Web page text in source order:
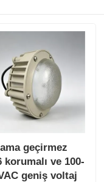
geçirmez
korumalı ve 100-
geniş voltaj